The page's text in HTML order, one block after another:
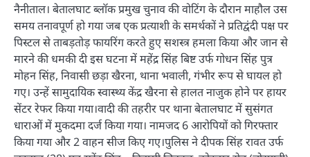
नैनीताल। बेतालघाट ब्लॉक प्रमुख चुनाव की वोटिंग के दौरान माहौल उस
समय तनावपूर्ण हो गया जब एक प्रत्याशी के समर्थकों ने प्रतिद्वंदी पक्ष पर
पिस्टल से ताबड़तोड़ फायरिंग करते हुए सशस्त्र हमला किया और जान से
मारने की धमकी दी इस घटना में महेंद्र सिंह बिष्ट उर्फ गोधन सिंह पुत्र
मोहन सिंह, निवासी छड़ा खैरना, थाना भवाली, गंभीर रूप से घायल हो
गए। उन्हें सामुदायिक स्वास्थ्य केंद्र खैरना से हालत नाजुक होने पर हायर
सेंटर रेफर किया गया।वादी की तहरीर पर थाना बेतालघाट में सुसंगत
धाराओं में मुकदमा दर्ज किया गया। नामजद 6 आरोपियों को गिरफ्तार
किया गया और 2 वाहन सीज किए गए।पुलिस ने दीपक सिंह रावत उर्फ